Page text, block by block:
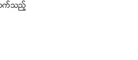
သက်သည့်